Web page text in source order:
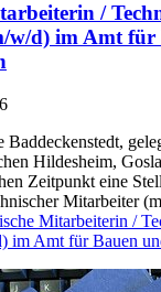
/
w/d) im Amt für
Baddeckenstedt,
Hildesheim,
Zeitpunkt eine
Mitarbeiter
Mitarbeiterin /
im Amt für Bauen